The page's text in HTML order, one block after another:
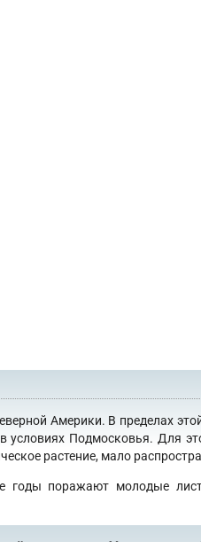
Америки. В пределах
Подмосковья. Для
растение, мало
годы поражают молодые